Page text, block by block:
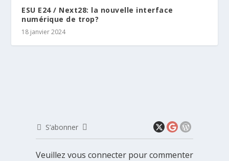
ESU E24 / Next28: la nouvelle interface
numérique de trop?
18 janvier 2024
S’abonner
Veuillez vous connecter pour commenter